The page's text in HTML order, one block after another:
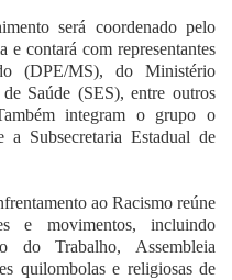
será coordenado pelo
e contará com representantes
(DPE/MS), do Ministério
Saúde (SES), entre outros
integram o grupo o
Subsecretaria Estadual de
ao Racismo reúne
e movimentos, incluindo
do Trabalho, Assembleia
quilombolas e religiosas de